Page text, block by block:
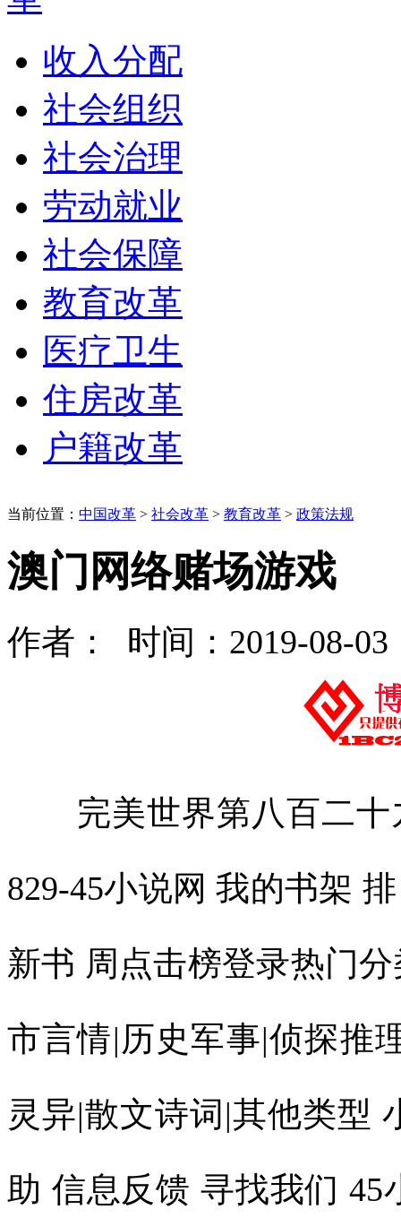
收入分配
社会组织
社会治理
劳动就业
社会保障
教育改革
医疗卫生
住房改革
户籍改革
当前位置： 中国改革 > 社会改革 > 教育改革 > 政策法规
澳门网络赌场游戏
作者： 时间：2019-08-03
完美世界第八百二十九章 得手(辰东)-完美世界829-45小说网 我的书架 排 行 榜 最近更新 完本 最新新书 周点击榜登录热门分类：玄幻魔法|武侠修真|都市言情|历史军事|侦探推理|游戏竞技|科幻小说|恐怖灵异|散文诗词|其他类型 小说更新 小说推荐 会员帮助 信息反馈 寻找我们 45小说 完美世界简介 完美世界第八百二十九章 得手 加入书签 第八百二十九章 得手类别：玄幻魔法 作者：辰东 书名：完美世界“哧！”一抹蓝光腾天，想要遁走。然而，石昊更快，先是一脚跺下，让银袍初代洛道大口咳血，难以动弹，而后他冲天而上去追击。刷！光芒一闪，鲲鹏极速再加上缩地成寸*，让他一跃而过，截断前路，挡住蓝一尘，冷漠的看着。“臣服，或者死亡。”他话语不高，但是听在众人耳中，却如惊雷一般，要让两名初代当仆从，这是何等的大气魄。下方，打神石发光，瞬息放大，如同一座大山般，镇压在银袍初代的身上，死死的将他压在了那里。天空中，蓝一尘面色阴沉，堂堂初代怎能臣服，可是他觉得，自己多半不是对手，这样力拼的话，可能会殒落。“轰！”石昊不给他时间考虑，直接出手，霸气无边，圣光滔滔，让虚空塌陷。不臣服就是死，他没有任何的迟疑，全力出手！蓝一尘变色，催动宝术，迎了上去，不可能坐以待毙，一片蓝色金属光飞出，化成一柄又一柄神剑，斩向石昊。他为精金化形而生，故此身体具有金属杀伐气，随意化形，能喷薄出无数的兵器。“当当……”然而，让蓝一尘变色的是，所有强大的金属神剑都被石昊的手掌截断了，火星四溅[快穿]拯救BOSS。蓝一尘后退，张口长啸，炽热的金属液体出现，他召唤山川间的金属，如火山喷发般，从地面冲起。这种景象很惊人，鲜红的浆液，化成各种兵器，伴着符文，铺天盖地。无穷无尽，如同一片汪洋滔天众人骇然，这等攻击手段果然可怕，这天地间的金属物质听从他的号令。都衍生出骨文，化作攻击武器，杀向敌手。这取之不尽，用之不竭，天地间到处都是他的神兵利刃，在这一过程中，金属无尽，杀气滔天。石昊讶然，仔细的看着，掌握某种元素后。居然有这样的手段，令他惊异。不过，他并不怕，每次出拳都是金属液体四溅，再炽热的浆液也无法灼烧其躯。令他看起来神武无比，如同战仙临世。“轰！”浪涛击天，赤红如血，如同大地下的岩浆爆发，从火山口冲向高空。事实上，这些都是金属液体，但当中内蕴强大的符文。化成江海，席卷天地，围剿石昊。而在此过程中，蓝一尘融入了金属液体中，躲了起来，在暗中出手。他觉得自己不敌，还可以逃走。看到两人厮杀，众人神驰目眩。“只有这些本领了吗？”石昊说道，在他的身上，开始出现电芒。噼啪作响，而后万丈雷电从天而降。一瞬间，如同银河坠九天，各种电弧飞舞，没入金属液体中，让这里暴动！雷电在金属中爆发，盛烈无比。蓝一尘闷哼，当场被击飞了出来，他脸色难看，这种霸道无双的雷道宝术死死的克制了他，完全针对他的精金属性。天地间宁静了，他没有再驾驭金属，而是直接冲向石昊，近身搏杀。他虽然知道，多半不敌，但是不可能束手就擒，而是动用了自己最强大的本领，以金属之体近战。“当！”这天地间像是在打铁，又如神雷轰顶，震耳欲聋，声音太大了。两人的拳头撞在一起，石昊的的掌指无恙，宝辉闪动，妖异惊人。蓝一尘剧震，满脸不可思议之色，这个少年的肉身得多么的强横？让他那金属化成的神体都变形了，剧痛无比。“杀！”他怒啸，同石昊大战，不相信对方的肉身比他这个金属人还厉害。“当、当……”一声又一声金属音，穿金裂石，震的人耳膜都要撕裂了，可怕而惊人，两人在高空交击时，震出一道又一道涟漪。那些涟漪扩散，波及到了远处的山峰，直接将一些山头削落，而后爆碎。可以想象他们的力量有多么的巨大！众人傻眼，震撼莫名。蓝一尘的掌指完全变形了，而手臂、肩头、胸腹等部位，在彼此撞击的过程中更是凹陷了进去，不成样子怦然心动。“砰！”当两人的腿撞向一起时，蓝一尘彻底放弃了这种攻伐，因为整条右腿原本笔直，可现在歪七扭八，被对方那记鞭腿扫的不成样子。“这……”他心头发寒，在自己最擅长的领域都不敌，败的很彻底。他相信如果换做一个血肉之躯的生灵的话，早已爆碎，成为血与骨，而他是金属之体也已变形，将要折断了。比拼宝术，他更吃亏，那种雷道神通死死的克制了他。他一声长叹，自身足以抗衡初代，比之洛道只强不弱，可在这个少年面前却无任何优势。“砰！”一道粗大的雷电，几乎将他击穿，将蓝一尘轰落在地上，与那洛道并排躺在了一起。“最后问一遍，臣服，或死亡，选好了吗？”石昊低头俯视。他觉得，这两人实力很强，若是在他闭关时帮忙去寻找圣药等，供他修行，可以省去一大截时间。远处，一群强者寒毛嗖嗖的，一个个全都倒退，这个人太凶残了，那可是两名初代，任何一人都足以横扫一片天地，结果那个人却要收他们为仆人。外界，各教修士自然大震动，所有人都动容。初代是何等的超然，，可眼下却被石昊轻易击败，根本不是对手，将沦为为其仆从！“好凶残！”人们不得不叹。当然，最为难的肯定是蓝金岭，还有赤州洛家的人，那可是他们年轻一代的最强者、初代，就这样被擒。臣服，还是死亡？外界，这两家人脸色难看，心都提到了嗓子眼。他们自然不希望族内的最强传人被石昊收为仆从，但也不希望他们死去。那样的损失太大了。一时间，他们两难，脸色要多难看有多难看。“这个杀星！”两族人真的怕了，只要石昊一拳轰出。那么他们族内的最杰弟子就完了。此时，他们忽然觉得，哪怕臣服也好，只要能活下来，未来就还有希望。“别冲动，忍住啊，千万要活着。”一些人害怕了，不禁自语出声，结果引发其他教修士侧目。仙古，小千世界内。“可以告诉我你是谁吗？”蓝一尘开口。“荒、罪血后代、石昊。”石昊一连说了三个身份。蓝一尘身体剧震。吃惊的看着他，喃喃道：“我就知道，踢到铁板了。”不说其他，但是荒的身份，就足以让他长叹。雷帝宝术一出，会死死的克制他。石昊没有多说，怕打击他信心。洛道也是神色复杂，无论如何也没有想到，遇上了这尊魔王，其凶名赫赫，震动上界。连仙殿传人的次身都给斩了，如果知道是他，怎么可能会半路摘桃子，抢他神药。至于远处的那些人，一个个头皮发麻，无论是荒。还是罪血后代，那可都不是一般人能惹的，他们一哄而散，全都跑了。荒在这一代人中太有名气了，早在元天秘境时就已经煮过初代吃了妙云天。更遑论后来跟天人族的战斗等。如果不是初代，或者一族至尊，谁敢去惹他，故此一群人吓到发毛，一起溃逃。“你……还是荒？”旁边，红凰结结巴巴，才知道石昊还有这样的身份，原来早就来到了上界了，闯出了这么大的威名。地上，两名初代都低头，蓝一尘小声道：“你该不会想奴役我们一辈子吧，如果是这样我宁愿去死！”石昊知道，两人知道了他们的身份，心中的傲气被削去了不少，已然有些松动了念头。“离开仙古，我们各走一边，谁都不欠谁，在这里也不是非要奴役你们，只是请你们帮忙，在寻自己的造化时，也帮我找一些圣药、不死神泉等，我很需要。”石昊说道。两人无言，说的这么好听，还不是将他们视作手下，依旧是仆从待遇。“我所说是真的，你们不是奴仆，是我道友，不会夺你们造化，我只需要含生命物质多的药草等。”石昊笑眯眯的说道。两人腹诽，有这样揍道友的吗，身体都快被拆了，有这样拿脚丫子踩着道友的吗？浑身骨头都快断了。最后，两人被放开，皆低着头，同意了他所谓的彼此“相互照应”的说法。远处，还没有彻底离去的几名修士看到了这一幕，都震惊，两大初代真的臣服了？这绝对是一则惊人的消息！“有人收服了初代，这是大事件啊！”他们大震动，这注定要引发波澜。外界，各教修士也是一惊，眼皮直跳。蓝金岭的强者还有赤州的洛家的人都暗自长出了一口气，虽然族中的人杰被俘，成为仆从，但总算保住了性命。“毕竟是初代，怎么能放心呢？”石昊轻语。“用‘种阵术’吧。”打神石说道。这是一种玄妙的阵法，如同在人体内栽种一枚种子，生根发芽，掌控其生死。两名初代闻言，全都神色大变。“好！”石昊详细了解后，点了点头。“你……”洛道还有蓝一尘，不禁倒退，神色异常难看。“毕竟，我们还不熟，前期只能委屈你们了，等以后彼此知根知底，一定帮你们解开。”石昊微笑。事实上，他一直在盯着两人。可惜，一个是金属人，肯定煮不烂，没法吃，另一个虽然有部分朱雀血，但却是人形的，也下不了嘴。“杀了的话，也没法吃，太浪费了。”如果让人知道他的想法，一定会目瞪口呆，这也太……另类了，而蓝一尘与洛道若是知道他的念头，一定会气到吐血。“法阵已经破开，还请两位相助。”石昊说道，请他们从那个缺口进去。采摘虚天神藤。两人一叹，没什么好说的，人在屋檐下不得不低头，活着总比被当场击杀强。“哧！”当两人进去时。一道犀利的剑气突然爆发，将蓝一尘斩成两截，大阵隆隆作响，爆发威势痴恋大丫鬟。“算计我？！”打神石震怒。显然，破开的大阵发生了变化，虚天神藤迷惑众人来此血祭，让大阵有了异常，此时被引动了。打神石早就判断出，血祭后，大阵很可能会迅速瓦解。也可能会发生异常，变得很强，现在显然发生了后一种情况。蓝一尘翻滚了出来，洛道也脸色苍白。“怎么回事？！”他们怒吼，这几乎是送死。“出了点意外。很快解决。”打神石道。蓝一尘的两截身子很快合并在一起，断裂处熔化为金属液体，而后冷却，不久后完好如初。这种能力让石昊都是一惊，很变态，跟不死身似的，身为初代级高手。果然都有非凡手段与本领。“这很耗元气。”蓝一尘看着他那发光的眼神，一阵头大，真怕石昊让他用命去填法阵，硬闯进去采药。石昊点了点头，没有多说什么，他用重瞳仔细看过。只要击碎蓝一尘的元神，依旧是要死，不死身会失效。“轰！”大阵发光，不断闪耀各种符号，散发恐怖气息。这让几人惊异。这株神药果然成精了，居然还懂得牵引法阵，动用血祭之力。“跟我斗，你还嫩，一会儿断了你的根，吃了你的藤，看你还如何闹腾。”打神石恶狠狠的威胁。药田中，一株神药在发光的药田中来回“爬动”。它一米多长，拇指粗，雪白晶莹，带着蓬勃的生命气息，药香浓郁的化不开，银辉灿烂，如一条长着叶片的小龙，栩栩如生。此时，它居然在摇动叶片，又怕又惊。“别抗争了，你逃不了，若是不闹邪，我保证留你神根，让你活下去。”石昊说道，对于这种举世难求、价值无量的神药，他也不想灭绝掉，只想取药茎就好。让人吃惊的是，那雪白的虚天神藤居然在点头，藤身摇摆，像是在回应般。果然，打神石很顺利的清除了最后的障碍。“你自己出来。”石昊带着几人守在外面。虚天神藤的根茎也是洁白色的，近乎透明，光辉柔和的近乎梦幻，它的根须拔地而出，如龙在游动，贴着地面快速而来。它很顺服，径直从大阵的缺口出来，向石昊爬去。“嗖！”突然，虚天神藤扎进了地下，要施展土遁逃走。这种神药离飞天还欠缺火候，但是土遁术绝对举世难寻多少个比肩者，快到不可思议，一下子就没影了。“可惜啊！”此时，就是蓝一尘、洛道都觉得无比的遗憾，这样一株神药从眼前消失，任谁都会觉得心中空空落落。就是外界与石昊有仇怨的一群人，也都一叹，这样一株神药逃走，让人觉得心疼与惋惜不已。当然，也有不少人幸灾乐祸，毕竟是石昊损失了一株神药，而非他们[韩娱GD]慢慢爱。“咻！”突然，白光一闪，虚天神藤再现，从土里冲了出来，向大阵中逃去。砰的一声，它撞在了一层光幕上，无法再进去了。“小样，就知道你不肯屈服，无论地下还是原路，都被我布下了法阵，逃不了。”打神石得意洋洋。这是石昊了解到这种神药的奇特处后，特意嘱咐它小心，让它暗中布下了阵法。